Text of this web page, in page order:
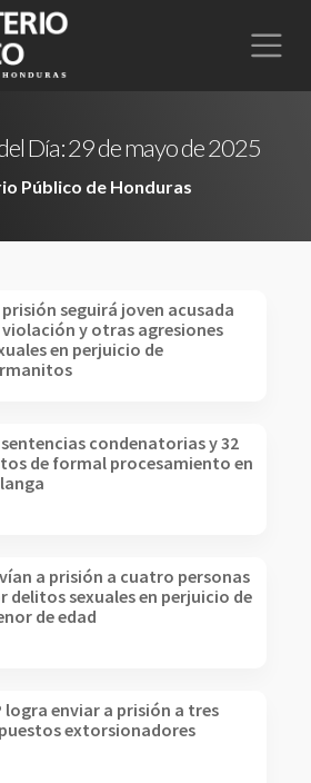
Día:29 de mayo de 2025
Público de Honduras
prisión seguirá joven acusada
violación y otras agresiones
en perjuicio de
sentencias condenatorias y 32
de formal procesamiento en
a prisión a cuatro personas
delitos sexuales en perjuicio de
de edad
logra enviar a prisión a tres
extorsionadores